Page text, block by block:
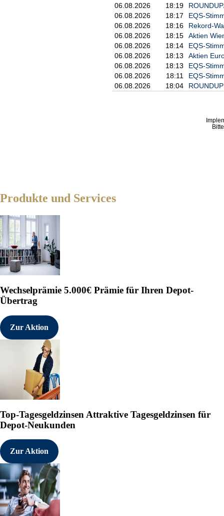
ANLEIHEN / DEVISEN / ROHÖL
RENTEN:
Bund-Future
DEVISEN:
06.08.2026
18:19
06.08.2026
18:17
EQS-
06.08.2026
18:16
Rekord-
06.08.2026
18:15
Aktien
06.08.2026
18:14
EQS-
06.08.2026
18:13
Aktien
06.08.2026
18:13
EQS-
06.08.2026
18:11
EQS-
06.08.2026
18:04
Produkte und Services
Wechselprämie 5.000€ Prämie für Ihren Depot-
Übertrag
Zur Aktion
Top-Tagesgeldzinsen Attraktive Tagesgeldzinsen für
Depot-Neukunden
Zur Aktion